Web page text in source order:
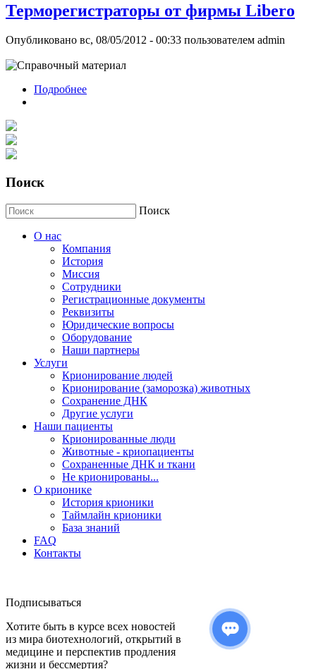
Терморегистраторы от фирмы Libero
Опубликовано вс, 08/05/2012 - 00:33 пользователем admin
Подробнее
Поиск
Поиск
О нас
Компания
История
Миссия
Сотрудники
Регистрационные документы
Реквизиты
Юридические вопросы
Оборудование
Наши партнеры
Услуги
Крионирование людей
Крионирование (заморозка) животных
Сохранение ДНК
Другие услуги
Наши пациенты
Крионированные люди
Животные - криопациенты
Сохраненные ДНК и ткани
Не крионированы...
О крионике
История крионики
Таймлайн крионики
База знаний
FAQ
Контакты
Подписываться
Хотите быть в курсе всех новостей
из мира биотехнологий, открытий в
медицине и перспектив продления
жизни и бессмертия?